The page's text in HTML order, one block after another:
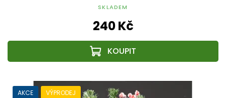
SKLADEM
240 Kč
AKCE VÝPRODEJ